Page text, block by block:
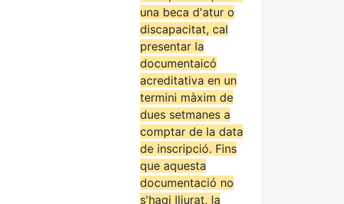
una beca d'atur o
discapacitat, cal
presentar la
documentaicó
acreditativa en un
termini màxim de
dues setmanes a
comptar de la data
de inscripció. Fins
que aquesta
documentació no
s'hagi lliurat, la